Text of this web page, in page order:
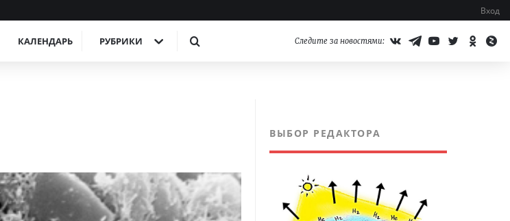
Вход
КАЛЕНДАРЬ РУБРИКИ Следите за новостями:
ВЫБОР РЕДАКТОРА